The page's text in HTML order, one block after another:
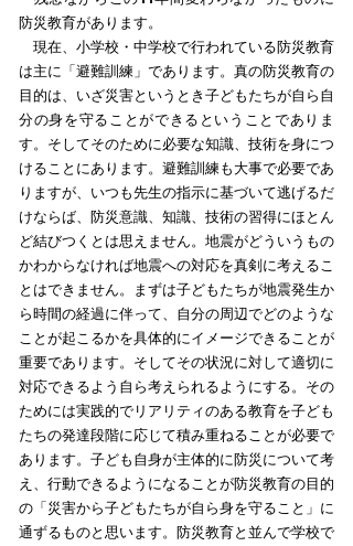
防災教育があります。
現在、小学校・中学校で行われている防災教育
は主に「避難訓練」であります。真の防災教育の
目的は、いざ災害というとき子どもたちが自ら自
分の身を守ることができるということでありま
す。そしてそのために必要な知識、技術を身につ
けることにあります。避難訓練も大事で必要であ
りますが、いつも先生の指示に基づいて逃げるだ
けならば、防災意識、知識、技術の習得にほとん
ど結びつくとは思えません。地震がどういうもの
かわからなければ地震への対応を真剣に考えるこ
とはできません。まずは子どもたちが地震発生か
ら時間の経過に伴って、自分の周辺でどのような
ことが起こるかを具体的にイメージできることが
重要であります。そしてその状況に対して適切に
対応できるよう自ら考えられるようにする。その
ためには実践的でリアリティのある教育を子ども
たちの発達段階に応じて積み重ねることが必要で
あります。子ども自身が主体的に防災について考
え、行動できるようになることが防災教育の目的
の「災害から子どもたちが自ら身を守ること」に
通ずるものと思います。防災教育と並んで学校で